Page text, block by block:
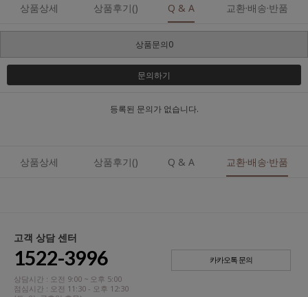
상품상세 상품후기() Q & A 교환·배송·반품
상품문의0
문의하기
등록된 문의가 없습니다.
상품상세 상품후기() Q & A 교환·배송·반품
고객 상담 센터
1522-3996
상담시간 : 오전 9:00 ~ 오후 5:00
점심시간 : 오전 11:30 - 오후 12:30
카카오톡 문의